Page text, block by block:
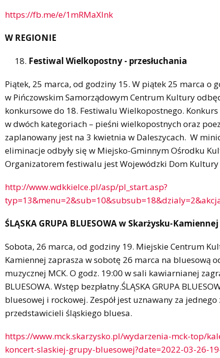
https://fb.me/e/1mRMaXlnk
W REGIONIE
Festiwal Wielkopostny - przesłuchania
Piątek, 25 marca, od godziny 15. W piątek 25 marca o
w Pińczowskim Samorządowym Centrum Kultury
konkursowe do 18. Festiwalu Wielkopostnego.
w dwóch kategoriach – pieśni wielkopostnych oraz
zaplanowany jest na 3 kwietnia w Daleszycach. W
eliminacje odbyły się w Miejsko-Gminnym Ośrodku
Organizatorem festiwalu jest Wojewódzki Dom Kultury
http://www.wdkkielce.pl/asp/pl_start.asp?
ŚLĄSKA GRUPA BLUESOWA w Skarżysku-Kamiennej
Sobota, 26 marca, od godziny 19. Miejskie Centrum
Kamiennej zaprasza w sobotę 26 marca na bluesową
muzycznej MCK. O godz. 19:00 w sali kawiarnianej
BLUESOWA. Wstęp bezpłatny.ŚLĄSKA GRUPA
bluesowej i rockowej. Zespół jest uznawany za jednego
przedstawicieli śląskiego bluesa.
https://www.mck.skarzysko.pl/wydarzenia-mck-top/
koncert-slaskiej-grupy-bluesowej?date=2022-03-26-